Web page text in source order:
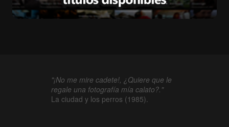
"¡No me mire cadete!, ¿Quiere que le
regale una fotografía mía calato?."
La ciudad y los perros (1985).